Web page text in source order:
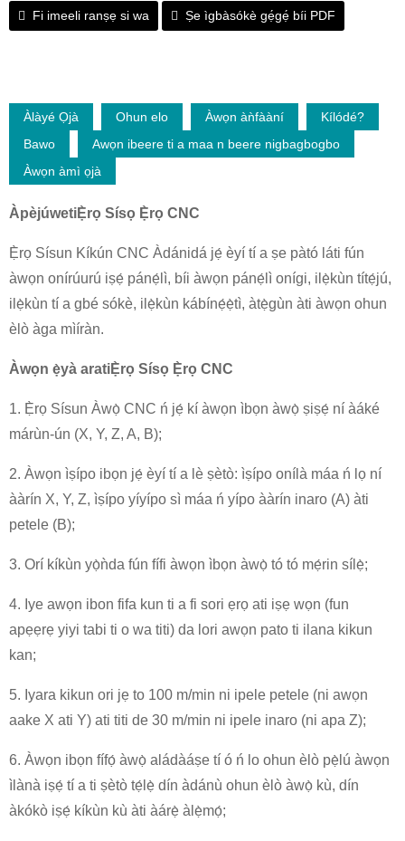
Fi imeeli ranṣẹ si wa Ṣe ìgbàsókè gẹ́gẹ́ bíi PDF
Àlàyé Ọjà Ohun elo Àwọn àǹfààní
Kílódé?
Bawo
Awọn ibeere ti a maa n beere nigbagbogbo
Àwọn àmì ọjà
ÀpèjúwetiẸ̀rọ Sísọ Ẹ̀rọ CNC
Ẹ̀rọ Sísun Kíkún CNC Àdánidá jẹ́ èyí tí a ṣe pàtó láti fún
àwọn onírúurú iṣẹ́ pánẹ́lì, bíi àwọn pánẹ́lì onígi, ilẹ̀kùn títẹ́jú,
ilẹ̀kùn tí a gbé sókè, ilẹ̀kùn kábínẹ́ẹ̀tì, àtẹ̀gùn àti àwọn ohun
èlò àga mìíràn.
Àwọn ẹ̀yà aratiẸ̀rọ Sísọ Ẹ̀rọ CNC
1. Ẹ̀rọ Sísun Àwọ̀ CNC ń jẹ́ kí àwọn ìbọn àwọ̀ ṣiṣẹ́ ní àáké
márùn-ún (X, Y, Z, A, B);
2. Àwọn ìṣípo ibọn jẹ́ èyí tí a lè ṣètò: ìṣípo onílà máa ń lọ ní
ààrín X, Y, Z, ìṣípo yíyípo sì máa ń yípo ààrín inaro (A) àti
petele (B);
3. Orí kíkùn yọ̀ǹda fún fífi àwọn ìbọn àwọ̀ tó tó mẹ́rin sílẹ̀;
4. Iye awọn ibon fifa kun ti a fi sori ẹrọ ati iṣẹ wọn (fun
apẹẹrẹ yiyi tabi ti o wa titi) da lori awọn pato ti ilana kikun
kan;
5. Iyara kikun ori jẹ to 100 m/min ni ipele petele (ni awọn
aake X ati Y) ati titi de 30 m/min ni ipele inaro (ni apa Z);
6. Àwọn ibọn fífọ́ àwọ̀ aládàáṣe tí ó ń lo ohun èlò pẹ̀lú àwọn
ìlànà iṣẹ́ tí a ti ṣètò tẹ́lẹ̀ dín àdánù ohun èlò àwọ̀ kù, dín
àkókò iṣẹ́ kíkùn kù àti àárẹ̀ àlẹ̀mọ́;